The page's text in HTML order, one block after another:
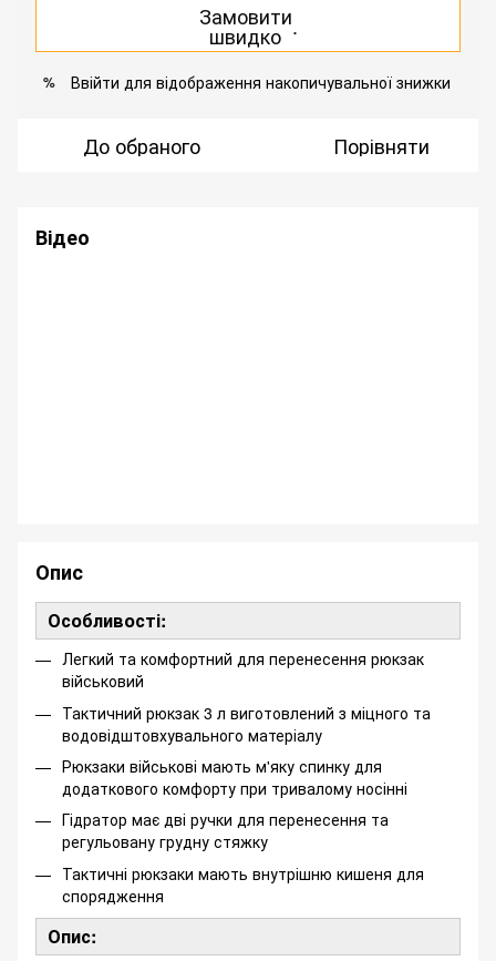
Замовити
швидко .
% Ввійти для відображення накопичувальної знижки
До обраного Порівняти
Відео
Опис
Особливості:
Легкий та комфортний для перенесення рюкзак
військовий
Тактичний рюкзак 3 л виготовлений з міцного та
водовідштовхувального матеріалу
Рюкзаки військові мають м'яку спинку для
додаткового комфорту при тривалому носінні
Гідратор має дві ручки для перенесення та
регульовану грудну стяжку
Тактичні рюкзаки мають внутрішню кишеня для
спорядження
Опис: